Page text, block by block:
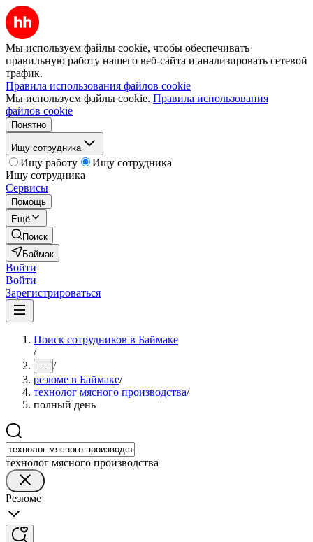
Мы используем файлы cookie, чтобы обеспечивать
правильную работу нашего веб-сайта и анализировать сетевой
трафик.
Правила использования файлов cookie
Мы используем файлы cookie. Правила использования
файлов cookie
Понятно
Ищу сотрудника
Ищу работу
Ищу сотрудника
Ищу сотрудника
Сервисы
Помощь
Ещё
Поиск
Баймак
Войти
Войти
Зарегистрироваться
Поиск сотрудников в Баймаке
/
... /
резюме в Баймаке/
технолог мясного производства/
полный день
технолог мясного производства
Резюме